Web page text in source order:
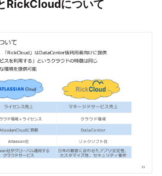
RickCloudについて